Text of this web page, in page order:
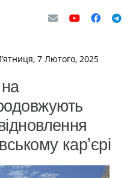
7 Лютого, 2025
карʼєрі